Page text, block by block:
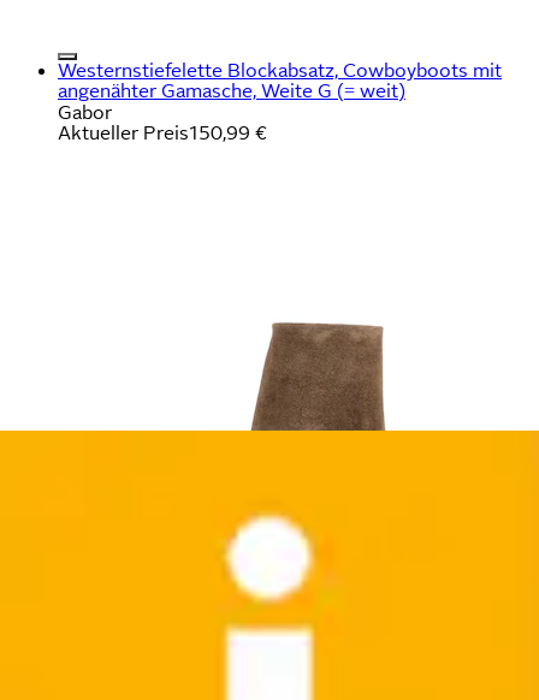
Westernstiefelette Blockabsatz, Cowboyboots mit
angenähter Gamasche, Weite G (= weit)
Gabor
Aktueller Preis150,99 €